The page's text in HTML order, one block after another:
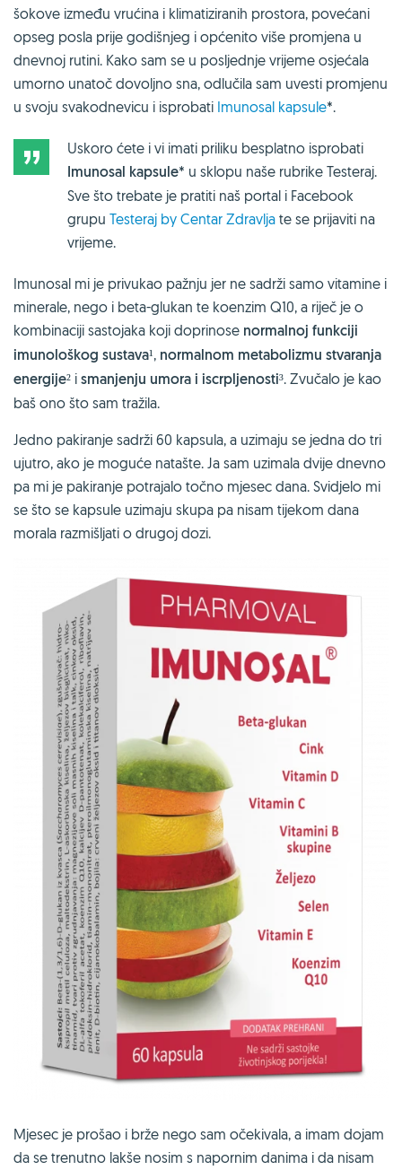
šokove između vrućina i klimatiziranih prostora, povećani
opseg posla prije godišnjeg i općenito više promjena u
dnevnoj rutini. Kako sam se u posljednje vrijeme osjećala
umorno unatoč dovoljno sna, odlučila sam uvesti promjenu
u svoju svakodnevicu i isprobati Imunosal kapsule*.
Uskoro ćete i vi imati priliku besplatno isprobati
Imunosal kapsule* u sklopu naše rubrike Testeraj.
Sve što trebate je pratiti naš portal i Facebook
grupu Testeraj by Centar Zdravlja te se prijaviti na
vrijeme.
Imunosal mi je privukao pažnju jer ne sadrži samo vitamine i
minerale, nego i beta-glukan te koenzim Q10, a riječ je o
kombinaciji sastojaka koji doprinose normalnoj funkciji
imunološkog sustava¹, normalnom metabolizmu stvaranja
energije² i smanjenju umora i iscrpljenosti³. Zvučalo je kao
baš ono što sam tražila.
Jedno pakiranje sadrži 60 kapsula, a uzimaju se jedna do tri
ujutro, ako je moguće natašte. Ja sam uzimala dvije dnevno
pa mi je pakiranje potrajalo točno mjesec dana. Svidjelo mi
se što se kapsule uzimaju skupa pa nisam tijekom dana
morala razmišljati o drugoj dozi.
Mjesec je prošao i brže nego sam očekivala, a imam dojam
da se trenutno lakše nosim s napornim danima i da nisam